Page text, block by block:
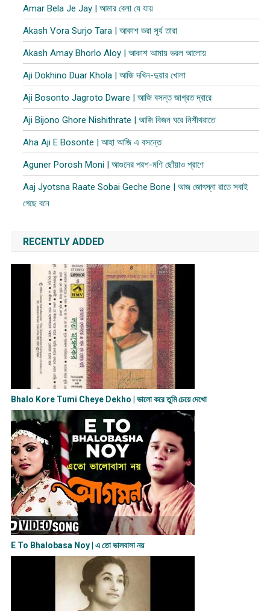
Amar Bela Je Jay | আমার বেলা যে যায়
Akash Vora Surjo Tara | আকাশ ভরা সূর্য তারা
Akash Amay Bhorlo Aloy | আকাশ আমায় ভরল আলোয়
Aji Dokhino Duar Khola | আজি দখিন-দুয়ার খোলা
Aji Bosonto Jagroto Dware | আজি বসন্ত জাগ্রত দ্বারে
Aji Bijono Ghore Nishithrate | আজি বিজন ঘরে নিশীথরাতে
Aha Aji E Bosonte | আহা আজি এ বসন্তে
Aguner Porosh Moni | আগুনের পরশ-মণি ছোঁয়াও প্রাণে
Aaj Jyotsna Raate Sobai Geche Bone | আজ জোৎস্না রাতে সবাই
গেছে বনে
RECENTLY ADDED
Bhalo Kore Tumi Cheye Dekho | ভালো করে তুমি চেয়ে দেখো
E To Bhalobasa Noy | এ তো ভালবাসা ন​য়